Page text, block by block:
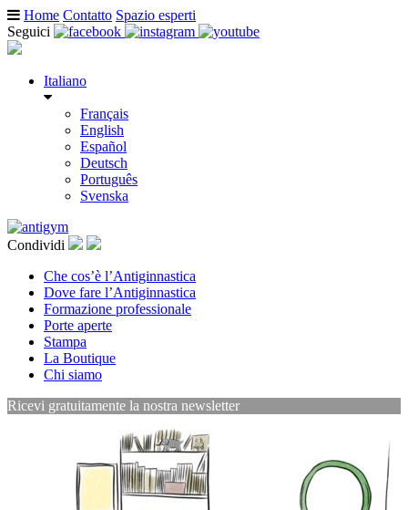
Home Contatto Spazio esperti
Seguici
Italiano
Français
English
Español
Deutsch
Português
Svenska
Condividi
Che cos’è l’Antiginnastica
Dove fare l’Antiginnastica
Formazione professionale
Porte aperte
Stampa
La Boutique
Chi siamo
Ricevi gratuitamente la nostra newsletter